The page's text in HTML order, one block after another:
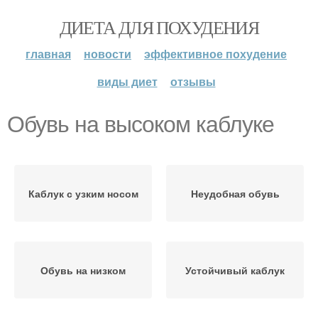
ДИЕТА ДЛЯ ПОХУДЕНИЯ
главная новости
эффективное похудение
виды диет
отзывы
Обувь на высоком каблуке
Каблук с узким носом Неудобная обувь
Обувь на низком Устойчивый каблук